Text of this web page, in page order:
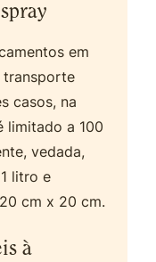
em
transporte
casos, na
limitado a 100
vedada,
litro e
cm x 20 cm.
à